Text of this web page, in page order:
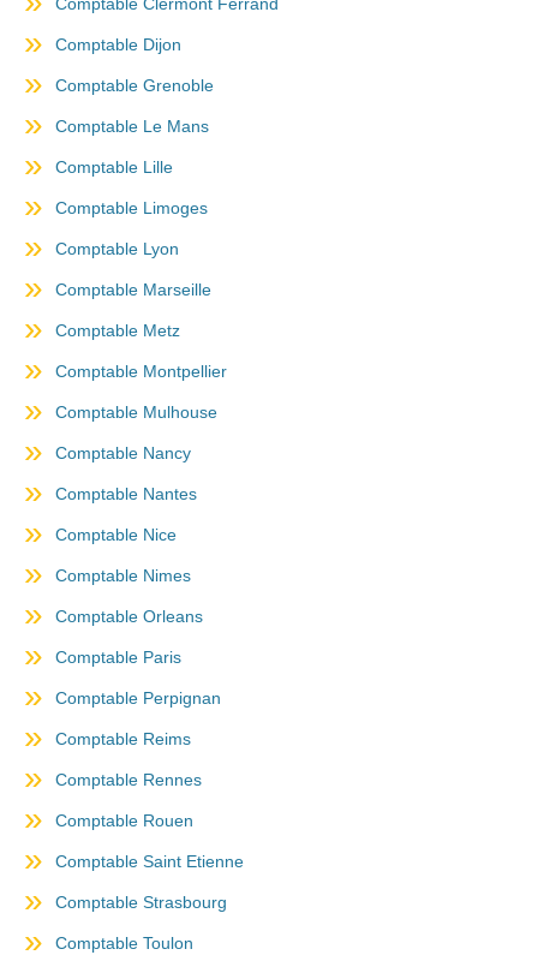
Comptable Clermont Ferrand
Comptable Dijon
Comptable Grenoble
Comptable Le Mans
Comptable Lille
Comptable Limoges
Comptable Lyon
Comptable Marseille
Comptable Metz
Comptable Montpellier
Comptable Mulhouse
Comptable Nancy
Comptable Nantes
Comptable Nice
Comptable Nimes
Comptable Orleans
Comptable Paris
Comptable Perpignan
Comptable Reims
Comptable Rennes
Comptable Rouen
Comptable Saint Etienne
Comptable Strasbourg
Comptable Toulon